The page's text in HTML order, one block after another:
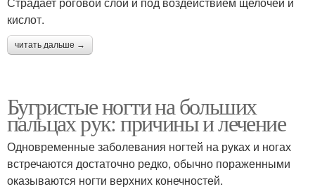
кислот.
читать дальше →
Бугристые ногти на больших
пальцах рук: причины и лечение
Одновременные заболевания ногтей на руках и ногах
встречаются достаточно редко, обычно пораженными
оказываются ногти верхних конечностей.